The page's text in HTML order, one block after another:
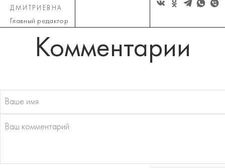
ДМИТРИЕВНА
Главный редактор
Комментарии